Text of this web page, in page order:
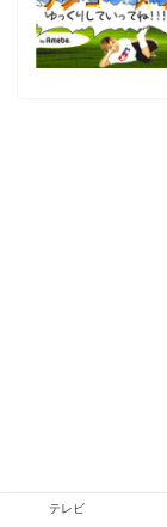
テレビ